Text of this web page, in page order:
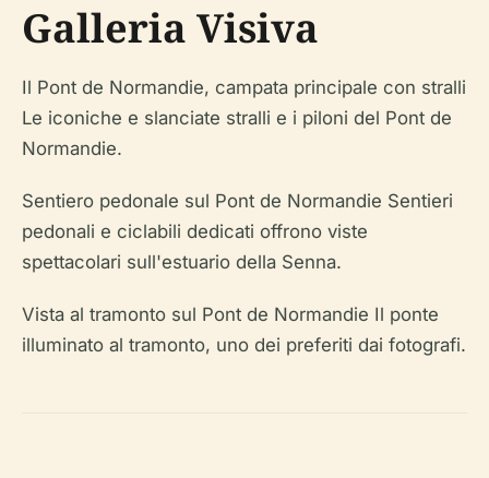
Galleria Visiva
Il Pont de Normandie, campata principale con stralli
Le iconiche e slanciate stralli e i piloni del Pont de
Normandie.
Sentiero pedonale sul Pont de Normandie Sentieri
pedonali e ciclabili dedicati offrono viste
spettacolari sull'estuario della Senna.
Vista al tramonto sul Pont de Normandie Il ponte
illuminato al tramonto, uno dei preferiti dai fotografi.